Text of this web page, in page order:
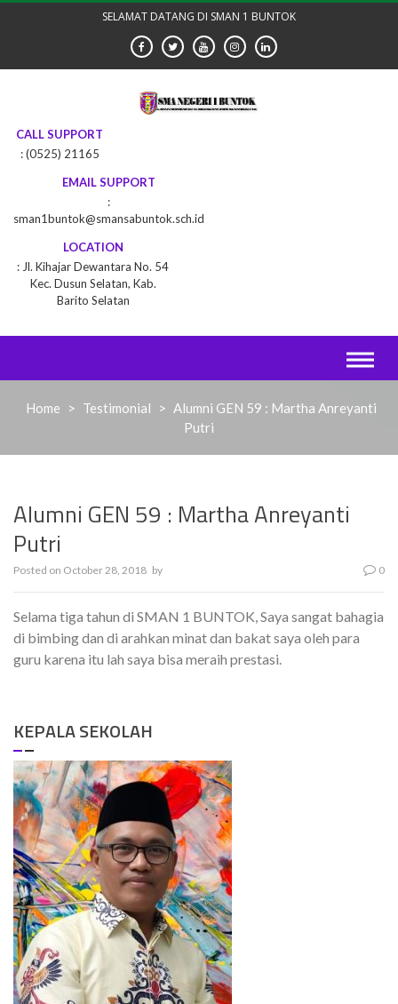
SELAMAT DATANG DI SMAN 1 BUNTOK
CALL SUPPORT
(0525) 21165
EMAIL SUPPORT
sman1buntok@smansabuntok.sch.id
LOCATION
Jl. Kihajar Dewantara No. 54
Kec. Dusun Selatan, Kab.
Barito Selatan
Home > Testimonial > Alumni GEN 59 : Martha Anreyanti
Putri
Alumni GEN 59 : Martha Anreyanti
Putri
Posted on October 28, 2018 by 0
Selama tiga tahun di SMAN 1 BUNTOK, Saya sangat bahagia
di bimbing dan di arahkan minat dan bakat saya oleh para
guru karena itu lah saya bisa meraih prestasi.
KEPALA SEKOLAH